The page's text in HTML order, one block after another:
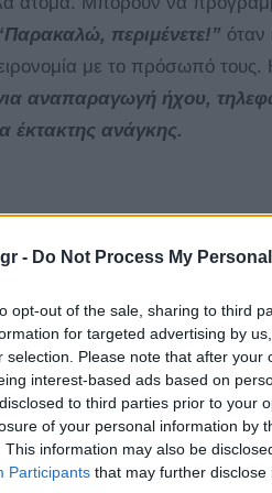
- Do Not Process My
opt-out of the sale, sharing to third
for targeted advertising by
selection. Please note that after
interest-based ads based on
to third parties prior to your
of your personal information by
This information may also be
Participants that may further disclose
περιμένετε!” όταν
με το πρόσωπό
αναπαραγωγή ήχου,
έκτακτης ανάγκης.
with